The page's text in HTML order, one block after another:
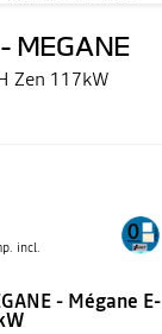
MEGANE
Zen 117kW
incl.
- Mégane E-